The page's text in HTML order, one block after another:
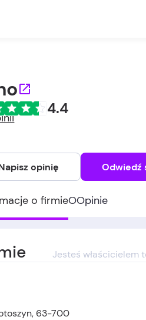
4.4
opinię Odwiedź
o firmieOOpinie
Jesteś właścicielem
63-700